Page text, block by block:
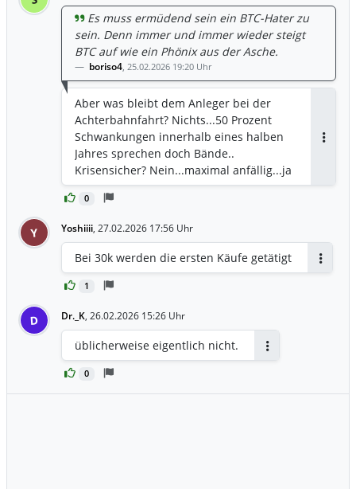
0
Es muss ermüdend sein ein BTC-Hater zu
sein. Denn immer und immer wieder steigt
BTC auf wie ein Phönix aus der Asche.
boriso4, 25.02.2026 19:20 Uhr
Aber was bleibt dem Anleger bei der
Achterbahnfahrt? Nichts...50 Prozent
Schwankungen innerhalb eines halben
Jahres sprechen doch Bände..
Krisensicher? Nein...maximal anfällig...ja
Y Yoshiiii, 27.02.2026 17:56 Uhr
1
Bei 30k werden die ersten Käufe getätigt
D Dr._K, 26.02.2026 15:26 Uhr
0
üblicherweise eigentlich nicht.